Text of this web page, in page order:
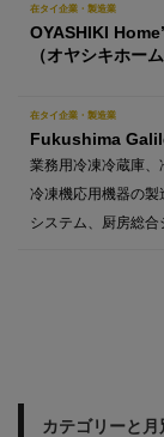
在タイ企業・製造業
OYASHIKI
（オヤシキホー
在タイ企業・製造業
Fukushima
業務用冷凍冷蔵庫
冷凍機応用機器の
システム、厨房総
カテゴリーと